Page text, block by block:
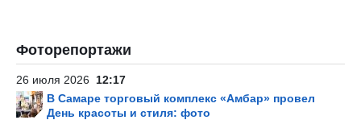
Фоторепортажи
26 июля 2026 12:17
В Самаре торговый комплекс «Амбар» провел
День красоты и стиля: фото